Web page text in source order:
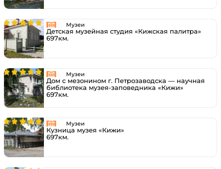
Музеи
Детская музейная студия «Кижская палитра»
697км.
Музеи
Дом с мезонином г. Петрозаводска — научная
библиотека музея-заповедника «Кижи»
697км.
Музеи
Кузница музея «Кижи»
697км.